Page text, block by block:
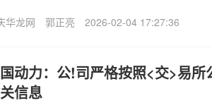
华龙网 郭正亮 2026-02-04 17:27:36
动力：公!司严格按照<交>易
信息